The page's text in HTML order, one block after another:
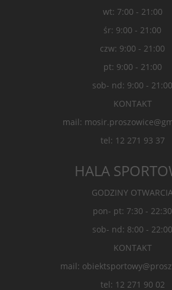
wt: 7:00 - 21:00
śr: 9:00 - 21:00
czw: 9:00 - 21:00
pt: 9:00 - 21:00
sob- nd: 9:00 - 21:00
KONTAKT
mail:
tel: 12 271 93 37
HALA
GODZINY
pon- pt: 7:30 - 22:30
sob- nd: 8:00 - 22:00
KONTAKT
mail:
tel: 12 271 90 02